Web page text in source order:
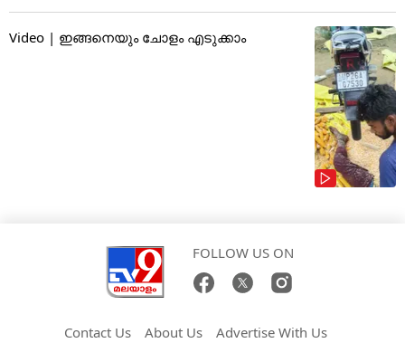
Video | ഇങ്ങനെയും ചോളം എടുക്കാം
FOLLOW US ON
Contact Us About Us
Advertise With Us